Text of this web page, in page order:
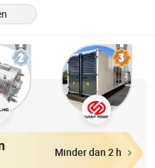
Minder dan 2 h